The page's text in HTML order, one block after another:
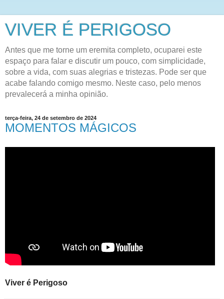
VIVER É PERIGOSO
Antes que me torne um eremita completo, ocuparei este
espaço para falar e discutir um pouco, com simplicidade,
sobre a vida, com suas alegrias e tristezas. Pode ser que
acabe falando comigo mesmo. Neste caso, pelo menos
prevalecerá a minha opinião.
terça-feira, 24 de setembro de 2024
MOMENTOS MÁGICOS
Viver é Perigoso